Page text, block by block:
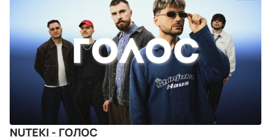
NUTEKI - ГОЛОС